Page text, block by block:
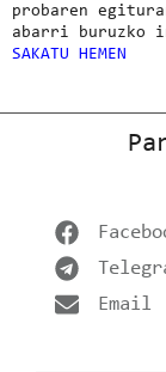
probaren
abarri buruzko
SAKATU HEMEN
Email